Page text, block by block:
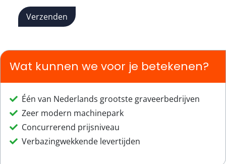
Verzenden
Wat kunnen we voor je betekenen?
Één van Nederlands grootste graveerbedrijven
Zeer modern machinepark
Concurrerend prijsniveau
Verbazingwekkende levertijden